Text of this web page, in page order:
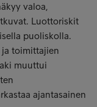
valoa,
Luottoriskit
puoliskolla.
ja toimittajien
muuttui
ajantasainen